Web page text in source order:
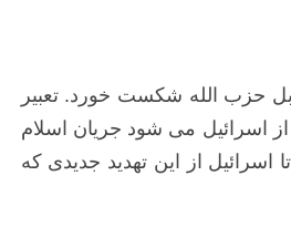
حزب الله شکست خورد. تعبیر
اسرائیل می شود جریان اسلام
اسرائیل از این تهدید جدیدی که